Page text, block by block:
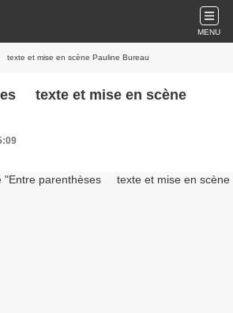
MENU
et mise en scène Pauline Bureau
texte et mise en scène